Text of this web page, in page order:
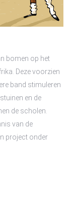
bomen op het
Deze voorzien
band stimuleren
en de
de scholen.
van de
project onder